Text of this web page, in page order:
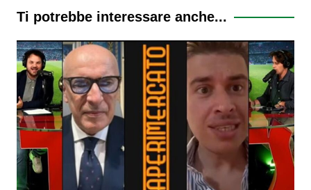
Ti potrebbe interessare anche...